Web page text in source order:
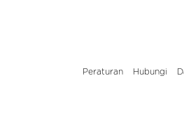
Peraturan Hubungi